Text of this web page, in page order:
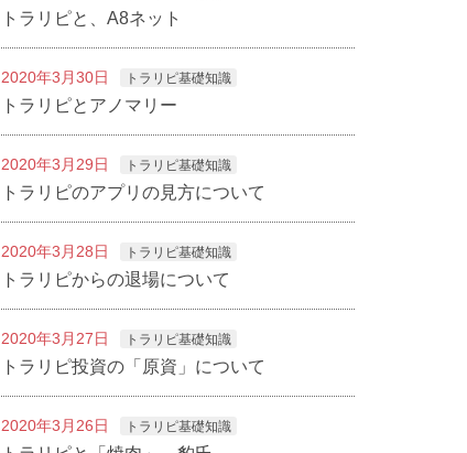
トラリピと、A8ネット
2020年3月30日 トラリピ基礎知識
トラリピとアノマリー
2020年3月29日 トラリピ基礎知識
トラリピのアプリの見方について
2020年3月28日 トラリピ基礎知識
トラリピからの退場について
2020年3月27日 トラリピ基礎知識
トラリピ投資の「原資」について
2020年3月26日 トラリピ基礎知識